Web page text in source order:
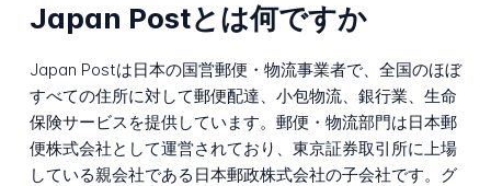
Japan Postとは何ですか
Japan Postは日本の国営郵便・物流事業者で、全国のほぼ
すべての住所に対して郵便配達、小包物流、銀行業、生命
保険サービスを提供しています。郵便・物流部門は日本郵
便株式会社として運営されており、東京証券取引所に上場
している親会社である日本郵政株式会社の子会社です。グ